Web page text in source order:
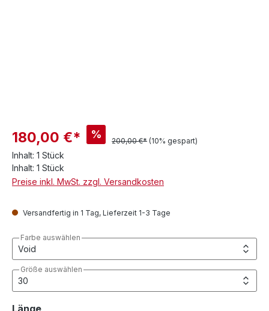
180,00 €* %
200,00 €* (10% gespart)
Inhalt: 1 Stück
Inhalt: 1 Stück
Preise inkl. MwSt. zzgl. Versandkosten
Versandfertig in 1 Tag, Lieferzeit 1-3 Tage
Farbe auswählen
Größe auswählen
Längeauswählen